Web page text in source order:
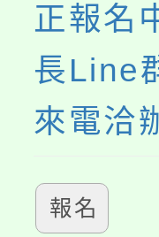
正報名
長Line
來電洽
報名